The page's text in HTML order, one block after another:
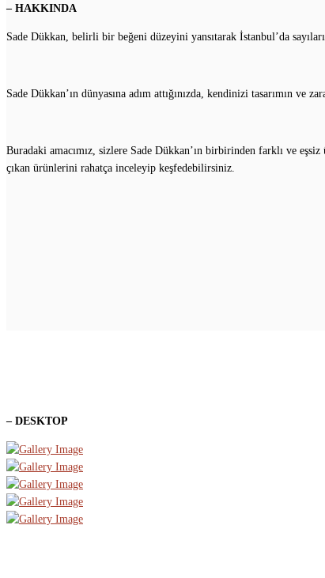
– HAKKINDA
Sade Dükkan, belirli bir beğeni düzeyini yansıtarak İstanbul’da
Sade Dükkan’ın dünyasına adım attığınızda, kendinizi tasarımın
Buradaki amacımız, sizlere Sade Dükkan’ın birbirinden farklı ve
çıkan ürünlerini rahatça inceleyip keşfedebilirsiniz.
– DESKTOP